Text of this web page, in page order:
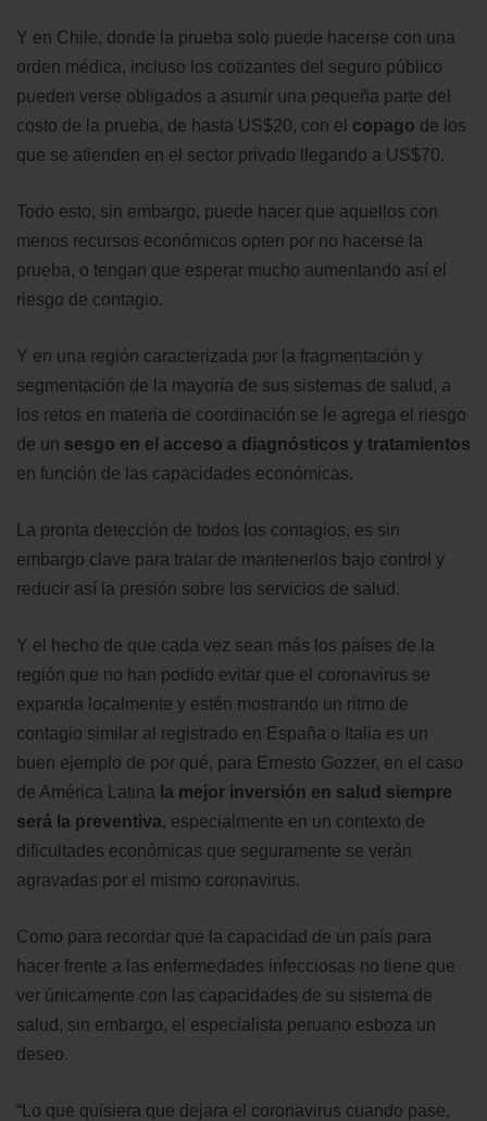
Y en Chile, donde la prueba solo puede hacerse con una
orden médica, incluso los cotizantes del seguro público
pueden verse obligados a asumir una pequeña parte del
costo de la prueba, de hasta US$20, con el copago de los
que se atienden en el sector privado llegando a US$70.
Todo esto, sin embargo, puede hacer que aquellos con
menos recursos económicos opten por no hacerse la
prueba, o tengan que esperar mucho aumentando así el
riesgo de contagio.
Y en una región caracterizada por la fragmentación y
segmentación de la mayoría de sus sistemas de salud, a
los retos en materia de coordinación se le agrega el riesgo
de un sesgo en el acceso a diagnósticos y tratamientos
en función de las capacidades económicas.
La pronta detección de todos los contagios, es sin
embargo clave para tratar de mantenerlos bajo control y
reducir así la presión sobre los servicios de salud.
Y el hecho de que cada vez sean más los países de la
región que no han podido evitar que el coronavirus se
expanda localmente y estén mostrando un ritmo de
contagio similar al registrado en España o Italia es un
buen ejemplo de por qué, para Ernesto Gozzer, en el caso
de América Latina la mejor inversión en salud siempre
será la preventiva, especialmente en un contexto de
dificultades económicas que seguramente se verán
agravadas por el mismo coronavirus.
Como para recordar que la capacidad de un país para
hacer frente a las enfermedades infecciosas no tiene que
ver únicamente con las capacidades de su sistema de
salud, sin embargo, el especialista peruano esboza un
deseo.
“Lo que quisiera que dejara el coronavirus cuando pase,